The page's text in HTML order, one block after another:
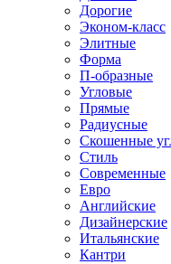
Дорогие
Эконом-класс
Элитные
Форма
П-образные
Угловые
Прямые
Радиусные
Скошенные
Стиль
Современные
Евро
Английские
Дизайнерские
Итальянские
Кантри